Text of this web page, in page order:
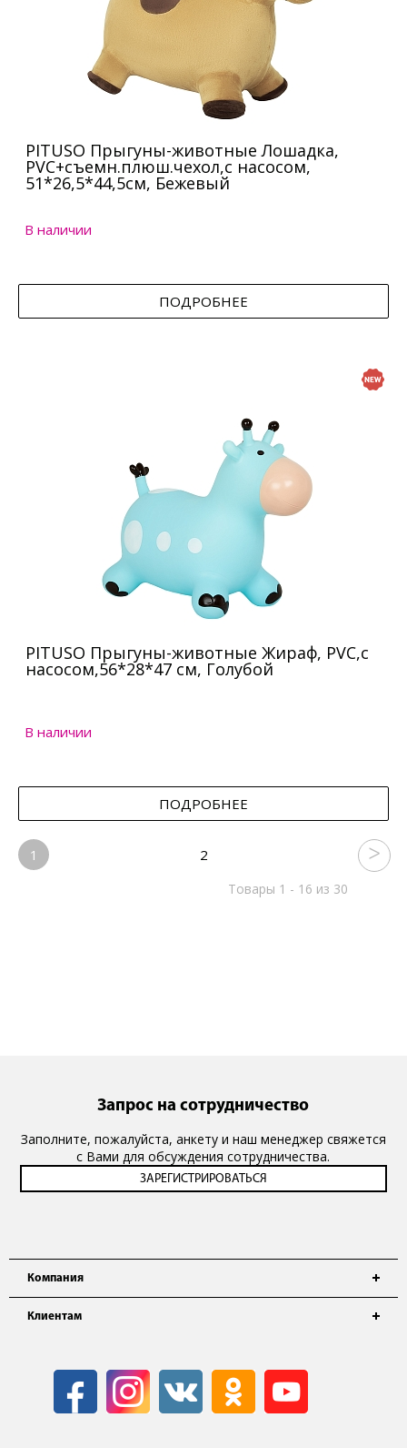
PITUSO Прыгуны-животные Лошадка,
PVC+съемн.плюш.чехол,с насосом,
51*26,5*44,5см, Бежевый
В наличии
ПОДРОБНЕЕ
PITUSO Прыгуны-животные Жираф, PVC,с
насосом,56*28*47 см, Голубой
В наличии
ПОДРОБНЕЕ
1 2
Товары 1 - 16 из 30
Компания
Клиентам
Запрос на сотрудничество
Заполните, пожалуйста, анкету и наш менеджер свяжется
с Вами для обсуждения сотрудничества.